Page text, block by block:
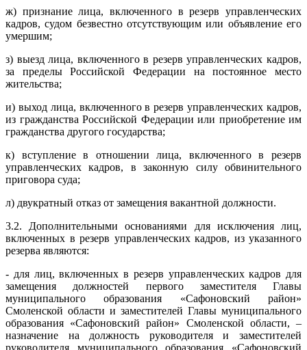
ж) признание лица, включенного в резерв управленческих
кадров, судом безвестно отсутствующим или объявление его
умершим;
з) выезд лица, включенного в резерв управленческих кадров,
за пределы Российской Федерации на постоянное место
жительства;
и) выход лица, включенного в резерв управленческих кадров,
из гражданства Российской Федерации или приобретение им
гражданства другого государства;
к) вступление в отношении лица, включенного в резерв
управленческих кадров, в законную силу обвинительного
приговора суда;
л) двукратный отказ от замещения вакантной должности.
3.2. Дополнительными основаниями для исключения лиц,
включенных в резерв управленческих кадров, из указанного
резерва являются:
- для лиц, включенных в резерв управленческих кадров для
замещения должностей первого заместителя Главы
муниципального образования «Сафоновский район»
Смоленской области и заместителей Главы муниципального
образования «Сафоновский район» Смоленской области, –
назначение на должность руководителя и заместителей
руководителя муниципального образования «Сафоновский